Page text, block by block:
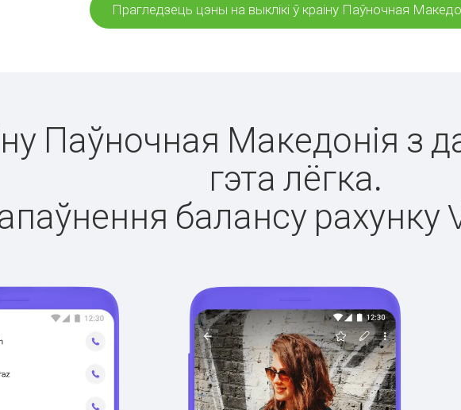
Прагледзець цэны на выклікі ў краіну Паўночная
Паўночная Македонія
гэта лёгка.
балансу